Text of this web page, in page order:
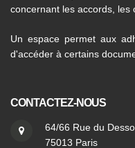
concernant les accords, les
Un espace permet aux
d'accéder à certains
CONTACTEZ-NOUS
64/66 Rue du
75013 Paris